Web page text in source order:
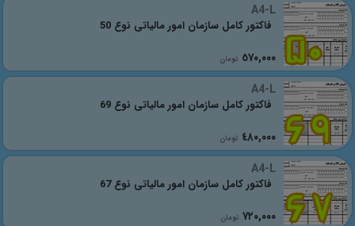
A4-L
٥٧٠,٠٠٠ تومان
فاکتور کامل سازمان امور مالیاتی نوع 50
A4-L
٤٨٠,٠٠٠ تومان
فاکتور کامل سازمان امور مالیاتی نوع 69
A4-L
٧٢٠,٠٠٠ تومان
فاکتور کامل سازمان امور مالیاتی نوع 67